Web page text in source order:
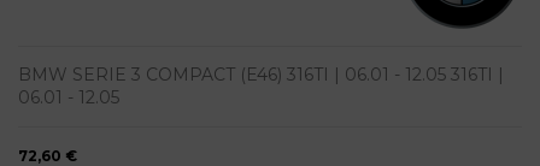
BMW SERIE 3 COMPACT (E46) 316TI | 06.01 - 12.05 316TI |
06.01 - 12.05
72,60 €